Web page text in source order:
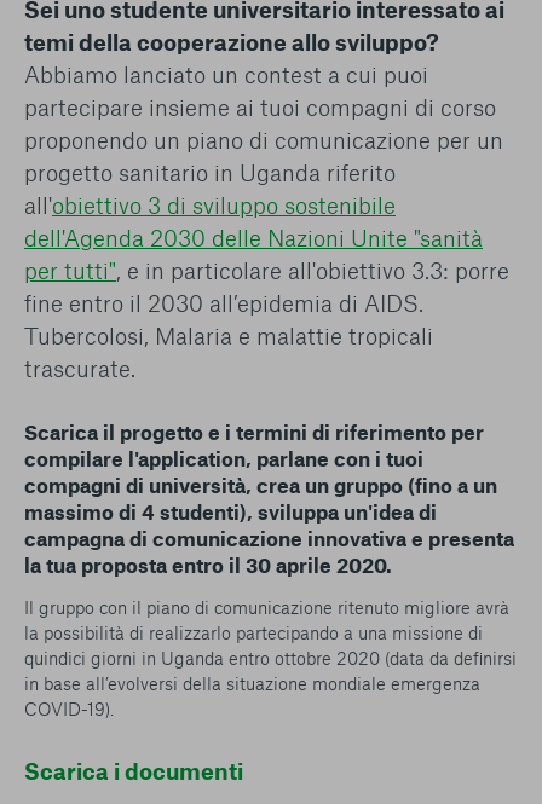
conto del fatto che il blocco di alcuni cookie può
condizionare l’esperienza sulla Piattaforma e il suo
funzionamento. Premendo “Conferma le mie scelte”, la
selezione relativa ai cookie effettuata verrà salvata. Se non è
stata selezionata alcuna opzione, premere questo pulsante
equivarrà a rifiutare tutti i cookie. Per ulteriori informazioni, è
possibile consultare la nostra
Ulteriori informazioni
Cookie strettamente necessari
Cookie di analisi
Cookies di marketing
Sei uno studente universitario interessato ai
temi della cooperazione allo sviluppo?
Abbiamo lanciato un contest a cui puoi
partecipare insieme ai tuoi compagni di corso
proponendo un piano di comunicazione per un
progetto sanitario in Uganda riferito
all'obiettivo 3 di sviluppo sostenibile
dell'Agenda 2030 delle Nazioni Unite "sanità
per tutti", e in particolare all'obiettivo 3.3: porre
fine entro il 2030 all’epidemia di AIDS.
Tubercolosi, Malaria e malattie tropicali
trascurate.
Scarica il progetto e i termini di riferimento per
compilare l'application, parlane con i tuoi
compagni di università, crea un gruppo (fino a un
massimo di 4 studenti), sviluppa un'idea di
campagna di comunicazione innovativa e presenta
la tua proposta entro il 30 aprile 2020.
Il gruppo con il piano di comunicazione ritenuto migliore avrà
la possibilità di realizzarlo partecipando a una missione di
quindici giorni in Uganda entro ottobre 2020 (data da definirsi
in base all’evolversi della situazione mondiale emergenza
COVID-19).
Scarica i documenti